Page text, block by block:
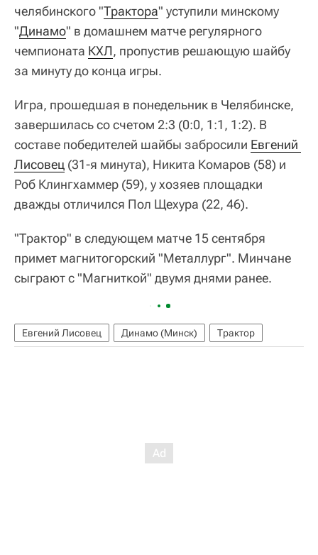
челябинского "Трактора" уступили минскому
"Динамо" в домашнем матче регулярного
чемпионата КХЛ, пропустив решающую шайбу
за минуту до конца игры.
Игра, прошедшая в понедельник в Челябинске,
завершилась со счетом 2:3 (0:0, 1:1, 1:2). В
составе победителей шайбы забросили Евгений
Лисовец (31-я минута), Никита Комаров (58) и
Роб Клингхаммер (59), у хозяев площадки
дважды отличился Пол Щехура (22, 46).
"Трактор" в следующем матче 15 сентября
примет магнитогорский "Металлург". Минчане
сыграют с "Магниткой" двумя днями ранее.
Евгений Лисовец Динамо (Минск) Трактор